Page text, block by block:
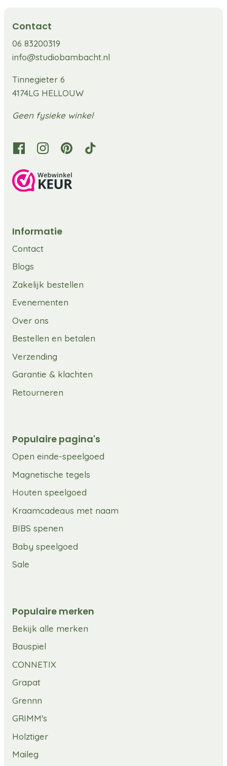
Contact
06 83200319
info@studiobambacht.nl
Tinnegieter 6
4174LG HELLOUW
Geen fysieke winkel
Informatie
Contact
Blogs
Zakelijk bestellen
Evenementen
Over ons
Bestellen en betalen
Verzending
Garantie & klachten
Retourneren
Populaire pagina's
Open einde-speelgoed
Magnetische tegels
Houten speelgoed
Kraamcadeaus met naam
BIBS spenen
Baby speelgoed
Sale
Populaire merken
Bekijk alle merken
Bauspiel
CONNETIX
Grapat
Grennn
GRIMM's
Holztiger
Maileg